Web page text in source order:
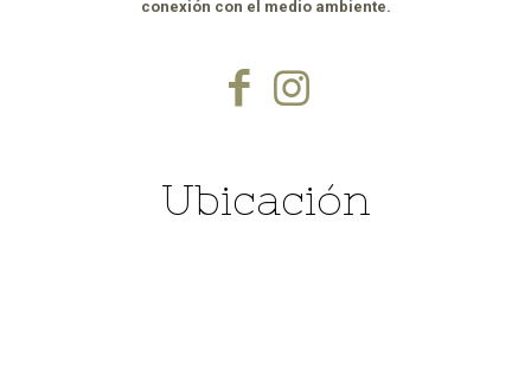
conexión con el medio ambiente.
Ubicación